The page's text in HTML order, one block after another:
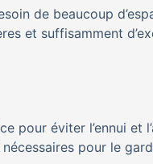
de beaucoup
et suffisamment
pour éviter l’ennui
pour le